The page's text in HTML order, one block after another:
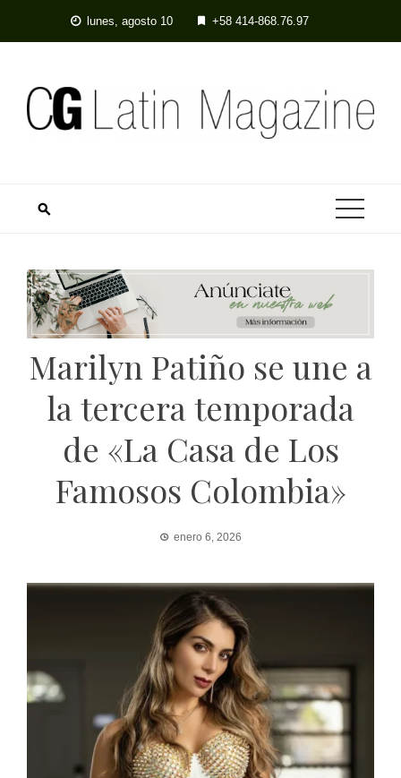
lunes, agosto 10 +58 414-868.76.97
Marilyn Patiño se une a
la tercera temporada
de «La Casa de Los
Famosos Colombia»
enero 6, 2026